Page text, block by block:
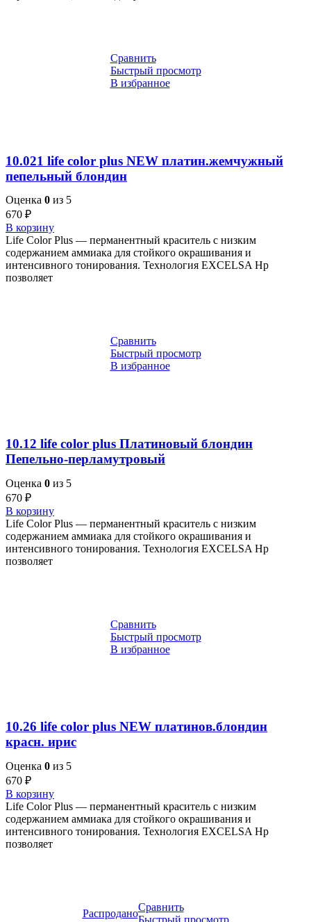
Сравнить
Быстрый просмотр
В избранное
10.021 life color plus NEW платин.жемчужный
пепельный блондин
Оценка 0 из 5
670 ₽
В корзину
Life Color Plus — перманентный краситель с низким
содержанием аммиака для стойкого окрашивания и
интенсивного тонирования. Технология EXCELSA Hp
позволяет
Сравнить
Быстрый просмотр
В избранное
10.12 life color plus Платиновый блондин
Пепельно-перламутровый
Оценка 0 из 5
670 ₽
В корзину
Life Color Plus — перманентный краситель с низким
содержанием аммиака для стойкого окрашивания и
интенсивного тонирования. Технология EXCELSA Hp
позволяет
Сравнить
Быстрый просмотр
В избранное
10.26 life color plus NEW платинов.блондин
красн. ирис
Оценка 0 из 5
670 ₽
В корзину
Life Color Plus — перманентный краситель с низким
содержанием аммиака для стойкого окрашивания и
интенсивного тонирования. Технология EXCELSA Hp
позволяет
Распродано
Сравнить